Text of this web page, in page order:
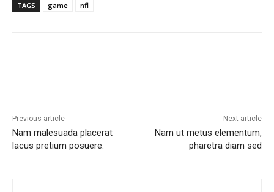
TAGS game nfl
Previous article
Nam malesuada placerat
lacus pretium posuere.
Next article
Nam ut metus elementum,
pharetra diam sed